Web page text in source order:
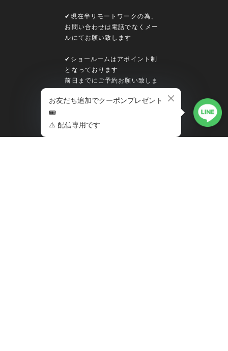
✔︎現在半リモートワークの為、
お問い合わせは電話でなくメー
ルにてお願い致します
✔︎ショールームはアポイント制
となっております
前日までにご予約お願い致しま
MENU
HOME
ABOUT